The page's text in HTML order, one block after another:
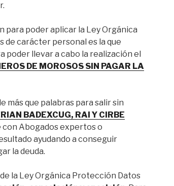
para poder aplicar la Ley Orgánica
de carácter personal es la que
poder llevar a cabo la realización el
DE MOROSOS SIN PAGAR LA
más que palabras para salir sin
BADEXCUG, RAI Y CIRBE
con Abogados expertos o
ayudando a conseguir
la deuda.
la Ley Orgánica Protección Datos